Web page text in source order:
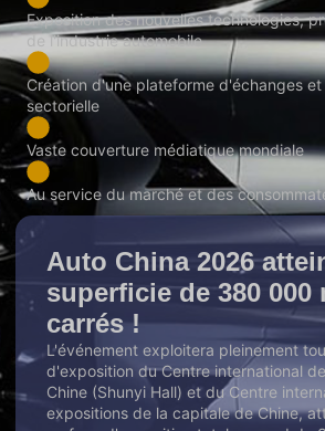
Auto China 2026
superficie de 380 000
carrés !
L'événement exploitera pleinement
d'exposition du Centre international
Chine (Shunyi Hall) et du Centre
expositions de la capitale de Chine,
Exposition des nouvelles technologies,
de l'industrie automobile
Création d'une plateforme d'échanges
sectorielle
Vaste couverture médiatique mondiale
Au service du marché et des